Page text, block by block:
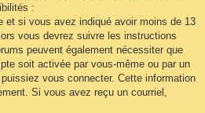
:
et si vous avez indiqué avoir moins de 13
vous devrez suivre les instructions
peuvent également nécessiter que
soit activée par vous-même ou par un
vous connecter. Cette information
Si vous avez reçu un courriel,